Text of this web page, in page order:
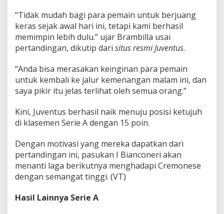
“Tidak mudah bagi para pemain untuk berjuang
keras sejak awal hari ini, tetapi kami berhasil
memimpin lebih dulu.” ujar Brambilla usai
pertandingan, dikutip dari situs resmi Juventus.
“Anda bisa merasakan keinginan para pemain
untuk kembali ke jalur kemenangan malam ini, dan
saya pikir itu jelas terlihat oleh semua orang.”
Kini, Juventus berhasil naik menuju posisi ketujuh
di klasemen Serie A dengan 15 poin.
Dengan motivasi yang mereka dapatkan dari
pertandingan ini, pasukan I Bianconeri akan
menanti laga berikutnya menghadapi Cremonese
dengan semangat tinggi. (VT)
Hasil Lainnya Serie A